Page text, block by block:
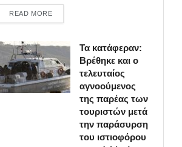
READ MOREDETAILS
Τα κατάφεραν:
Βρέθηκε και ο
τελευταίος
αγνοούμενος
της παρέας των
τουριστών μετά
την παράσυρση
του ιστιοφόρου